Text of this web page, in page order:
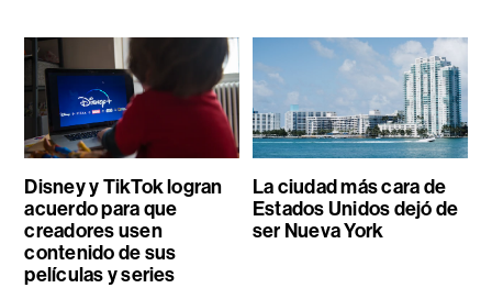
Disney y TikTok logran
acuerdo para que
creadores usen
contenido de sus
películas y series
La ciudad más cara de
Estados Unidos dejó de
ser Nueva York